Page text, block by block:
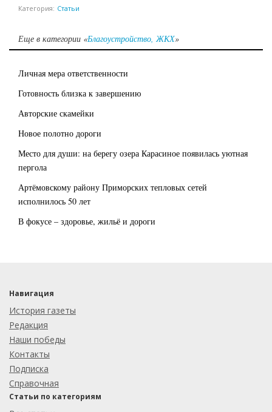
Категория: Статьи
Еще в категории «Благоустройство, ЖКХ»
Личная мера ответственности
Готовность близка к завершению
Авторские скамейки
Новое полотно дороги
Место для души: на берегу озера Карасиное появилась уютная
пергола
Артёмовскому району Приморских тепловых сетей
исполнилось 50 лет
В фокусе – здоровье, жильё и дороги
Навигация
История газеты
Редакция
Наши победы
Контакты
Подписка
Справочная
Статьи по категориям